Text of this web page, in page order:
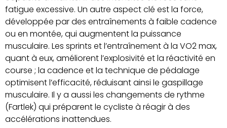
fatigue excessive. Un autre aspect clé est la force,
développée par des entraînements à faible cadence
ou en montée, qui augmentent la puissance
musculaire. Les sprints et l’entraînement à la VO2 max,
quant à eux, améliorent l’explosivité et la réactivité en
course ; la cadence et la technique de pédalage
optimisent l’efficacité, réduisant ainsi le gaspillage
musculaire. Il y a aussi les changements de rythme
(Fartlek) qui préparent le cycliste à réagir à des
accélérations inattendues.